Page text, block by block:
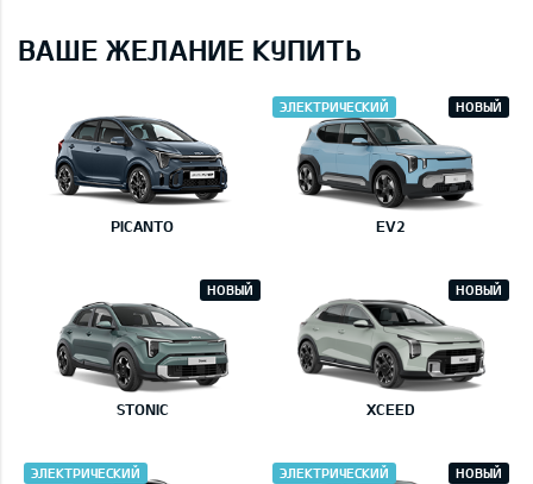
ВАШЕ ЖЕЛАНИЕ КУПИТЬ
PICANTO EV2
НОВЫЙ
ЭЛЕКТРИЧЕСКИЙ
STONIC
НОВЫЙ
XCEED
НОВЫЙ
ЭЛЕКТРИЧЕСКИЙ НОВЫЙ
ЭЛЕКТРИЧЕСКИЙ